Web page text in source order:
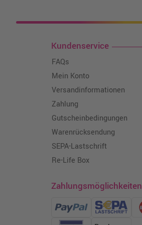
Kundenservice
FAQs
Mein Konto
Versandinformationen
Zahlung
Gutscheinbedingungen
Warenrücksendung
SEPA-Lastschrift
Re-Life Box
Zahlungsmöglichkeiten